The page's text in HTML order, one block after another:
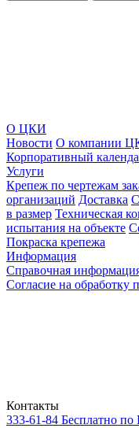
О ЦКИ
Новости О компании
Корпоративный
Услуги
Крепеж по чертежам
организаций Доставка
в размер Техническая
испытания на объекте
Покраска крепежа
Информация
Справочная
Согласие на обработку
Контакты
333-61-84 Бесплатно по